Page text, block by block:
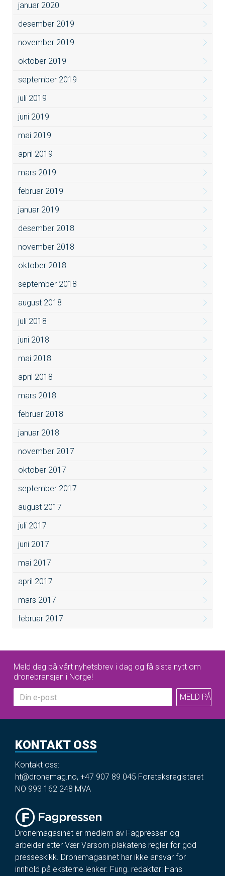
januar 2020
desember 2019
november 2019
oktober 2019
september 2019
juli 2019
juni 2019
mai 2019
april 2019
mars 2019
februar 2019
januar 2019
desember 2018
november 2018
oktober 2018
september 2018
august 2018
juli 2018
juni 2018
mai 2018
april 2018
mars 2018
februar 2018
januar 2018
november 2017
oktober 2017
september 2017
august 2017
juli 2017
juni 2017
mai 2017
april 2017
mars 2017
februar 2017
Meld deg på vårt nyhetsbrev i dag og få siste nytt om
dronebransjen i Norge!
KONTAKT OSS
Kontakt oss:
ht@dronemag.no, +47 907 89 045 Foretaksregisteret
NO 993 162 248 MVA
Dronemagasinet er medlem av Fagpressen og
arbeider etter Vær Varsom-plakatens regler for god
presseskikk. Dronemagasinet har ikke ansvar for
innhold på eksterne lenker. Fung. redaktør: Hans